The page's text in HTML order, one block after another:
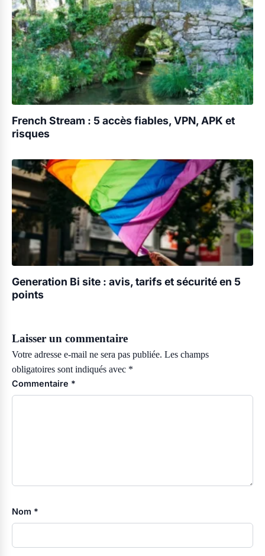
French Stream : 5 accès fiables, VPN, APK et
risques
Generation Bi site : avis, tarifs et sécurité en 5
points
Laisser un commentaire
Votre adresse e-mail ne sera pas publiée. Les champs
obligatoires sont indiqués avec *
Commentaire *
Nom *